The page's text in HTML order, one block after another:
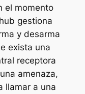
el momento
gestiona
y desarma
exista una
receptora
amenaza,
llamar a una